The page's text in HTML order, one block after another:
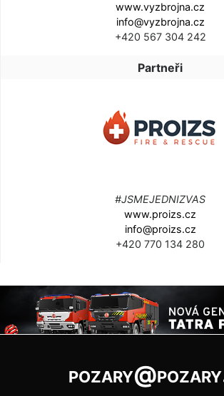
www.vyzbrojna.cz
info@vyzbrojna.cz
+420 567 304 242
Partneři
#JSMEJEDNIZVAS
www.proizs.cz
info@proizs.cz
+420 770 134 280